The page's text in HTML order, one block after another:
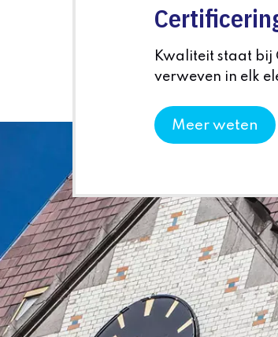
Kwaliteit staat bij
verweven in elk
Meer weten